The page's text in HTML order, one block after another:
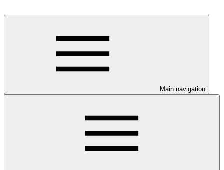
Main navigation